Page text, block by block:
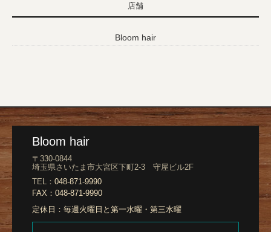
店舗
Bloom hair
Bloom hair
〒330-0844
埼玉県さいたま市大宮区下町2-3 守屋ビル2F
TEL： 048-871-9990
FAX： 048-871-9990
定休日： 毎週火曜日と第一水曜・第三水曜